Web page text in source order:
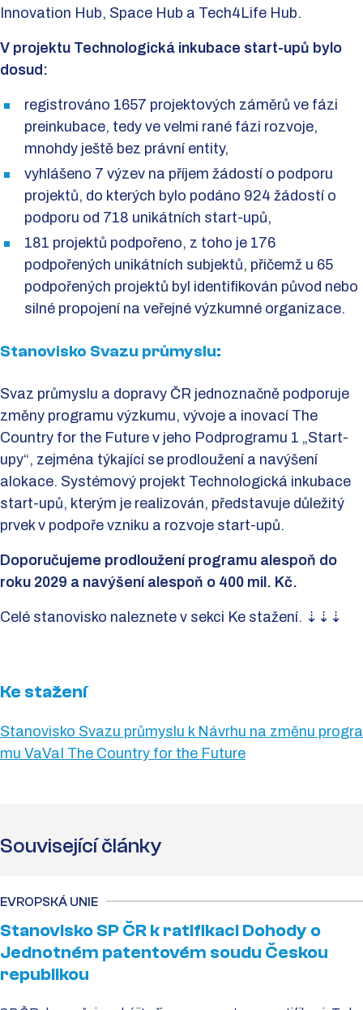
Innovation Hub, Space Hub a Tech4Life Hub.
V projektu Technologická inkubace start-upů bylo
dosud:
registrováno 1657 projektových záměrů ve fázi
preinkubace, tedy ve velmi rané fázi rozvoje,
mnohdy ještě bez právní entity,
vyhlášeno 7 výzev na příjem žádostí o podporu
projektů, do kterých bylo podáno 924 žádostí o
podporu od 718 unikátních start-upů,
181 projektů podpořeno, z toho je 176
podpořených unikátních subjektů, přičemž u 65
podpořených projektů byl identifikován původ nebo
silné propojení na veřejné výzkumné organizace.
Stanovisko Svazu průmyslu:
Svaz průmyslu a dopravy ČR jednoznačně podporuje
změny programu výzkumu, vývoje a inovací The
Country for the Future v jeho Podprogramu 1 „Start-
upy“, zejména týkající se prodloužení a navýšení
alokace. Systémový projekt Technologická inkubace
start-upů, kterým je realizován, představuje důležitý
prvek v podpoře vzniku a rozvoje start-upů.
Doporučujeme prodloužení programu alespoň do
roku 2029 a navýšení alespoň o 400 mil. Kč.
Celé stanovisko naleznete v sekci Ke stažení. ⇣⇣⇣
Ke stažení
Stanovisko Svazu průmyslu k Návrhu na změnu progra
mu VaVaI The Country for the Future
Související články
EVROPSKÁ UNIE
Stanovisko SP ČR k ratifikaci Dohody o
Jednotném patentovém soudu Českou
republikou